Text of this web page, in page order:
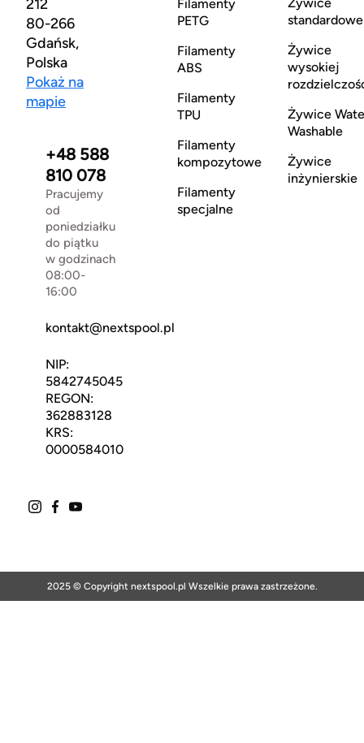
212
80-266
Gdańsk,
Polska
Pokaż na
mapie
+48 588
810 078
Pracujemy
od
poniedziałku
do piątku
w godzinach
08:00-
16:00
kontakt@nextspool.pl
NIP:
5842745045
REGON:
362883128
KRS:
0000584010
Filamenty
PETG
Filamenty
ABS
Filamenty
TPU
Filamenty
kompozytowe
Filamenty
specjalne
standardowe
Żywice
wysokiej
Żywice
Washable
Żywice
inżynierskie